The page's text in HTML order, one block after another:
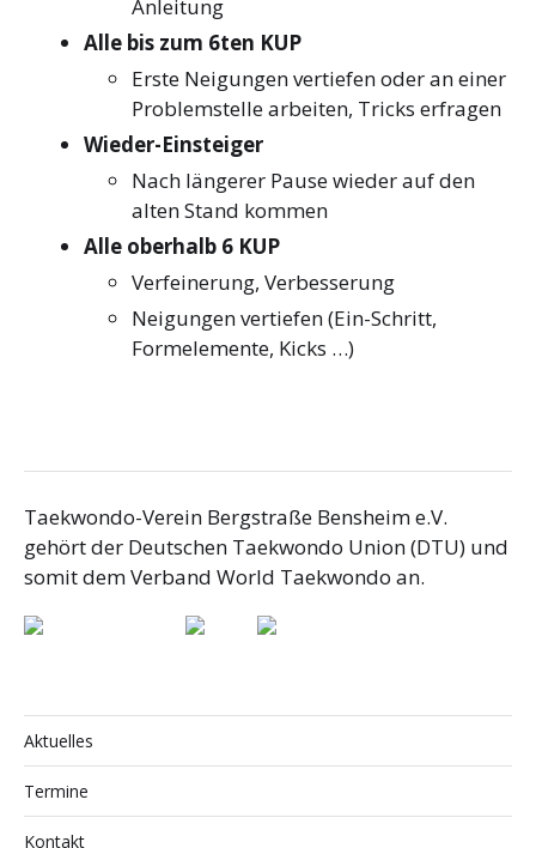
Anleitung
Alle bis zum 6ten KUP
Erste Neigungen vertiefen oder an einer
Problemstelle arbeiten, Tricks erfragen
Wieder-Einsteiger
Nach längerer Pause wieder auf den
alten Stand kommen
Alle oberhalb 6 KUP
Verfeinerung, Verbesserung
Neigungen vertiefen (Ein-Schritt,
Formelemente, Kicks …)
Taekwondo-Verein Bergstraße Bensheim e.V.
gehört der Deutschen Taekwondo Union (DTU) und
somit dem Verband World Taekwondo an.
Aktuelles
Termine
Kontakt